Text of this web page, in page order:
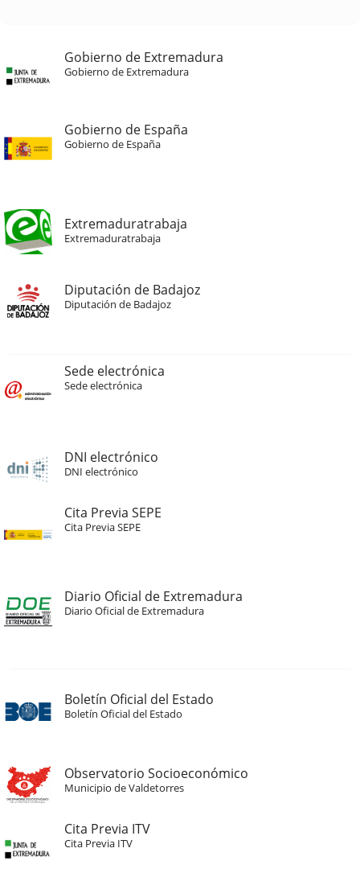
Gobierno de Extremadura
Gobierno de Extremadura
Gobierno de España
Gobierno de España
Extremaduratrabaja
Extremaduratrabaja
Diputación de Badajoz
Diputación de Badajoz
Sede electrónica
Sede electrónica
DNI electrónico
DNI electrónico
Cita Previa SEPE
Cita Previa SEPE
Diario Oficial de Extremadura
Diario Oficial de Extremadura
Boletín Oficial del Estado
Boletín Oficial del Estado
Observatorio Socioeconómico
Municipio de Valdetorres
Cita Previa ITV
Cita Previa ITV